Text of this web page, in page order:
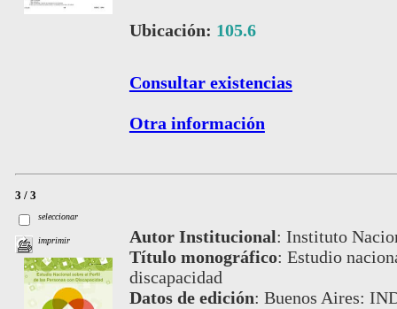
Ubicación: 105.6
Consultar existencias
Otra información
3 / 3
seleccionar
imprimir Autor Institucional: Instituto
Título monográfico: Estudio
discapacidad
Datos de edición: Buenos Aires: